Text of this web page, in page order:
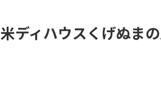
米ディハウスくげぬま